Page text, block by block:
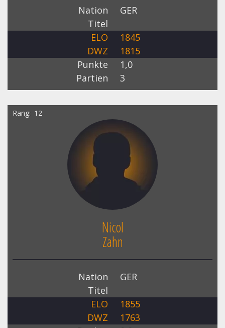
Nation
GER
Titel
ELO
1845
DWZ
1815
Punkte
1,0
Partien
3
Rang 12
Nicol
Zahn
Nation
GER
Titel
ELO
1855
DWZ
1763